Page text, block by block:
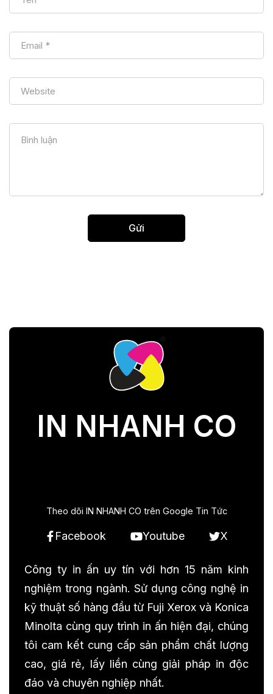
IN NHANH CO
Theo dõi IN NHANH CO trên Google Tin Tức
Facebook Youtube X
Công ty in ấn uy tín với hơn 15 năm kinh
nghiệm trong ngành. Sử dụng công nghệ in
kỹ thuật số hàng đầu từ Fuji Xerox và Konica
Minolta cùng quy trình in ấn hiện đại, chúng
tôi cam kết cung cấp sản phẩm chất lượng
cao, giá rẻ, lấy liền cùng giải pháp in độc
đáo và chuyên nghiệp nhất.